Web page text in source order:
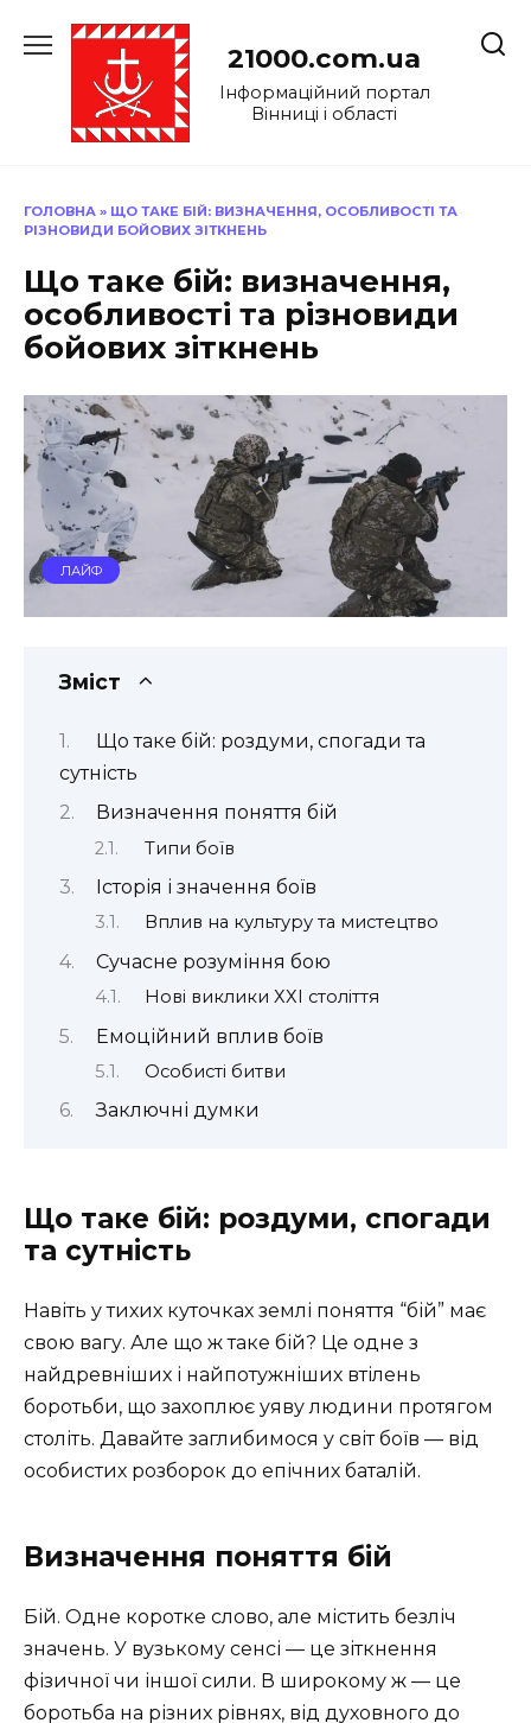
до
21000.com.ua
Інформаційний портал
Вінниці і області
ГОЛОВНА » ЩО ТАКЕ БІЙ: ВИЗНАЧЕННЯ, ОСОБЛИВОСТІ ТА
РІЗНОВИДИ БОЙОВИХ ЗІТКНЕНЬ
Що таке бій: визначення,
особливості та різновиди
бойових зіткнень
ЛАЙФ
Зміст
Що таке бій: роздуми, спогади та
сутність
Визначення поняття бій
Типи боїв
Історія і значення боїв
Вплив на культуру та мистецтво
Сучасне розуміння бою
Нові виклики ХХІ століття
Емоційний вплив боїв
Особисті битви
Заключні думки
Що таке бій: роздуми, спогади
та сутність
Навіть у тихих куточках землі поняття “бій” має
свою вагу. Але що ж таке бій? Це одне з
найдревніших і найпотужніших втілень
боротьби, що захоплює уяву людини протягом
століть. Давайте заглибимося у світ боїв — від
особистих розборок до епічних баталій.
Визначення поняття бій
Бій. Одне коротке слово, але містить безліч
значень. У вузькому сенсі — це зіткнення
фізичної чи іншої сили. В широкому ж — це
боротьба на різних рівнях, від духовного до